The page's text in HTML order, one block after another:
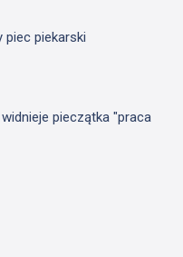
piekarski
pieczątka "praca